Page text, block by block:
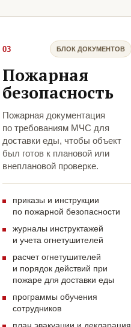
03 БЛОК ДОКУМЕНТОВ
Пожарная
безопасность
Пожарная документация
по требованиям МЧС для
доставки еды, чтобы объект
был готов к плановой или
внеплановой проверке.
приказы и инструкции
по пожарной безопасности
журналы инструктажей
и учета огнетушителей
расчет огнетушителей
и порядок действий при
пожаре для доставки еды
программы обучения
сотрудников